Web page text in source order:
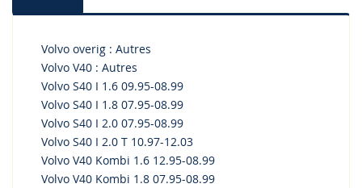
Volvo overig : Autres
Volvo V40 : Autres
Volvo S40 I 1.6 09.95-08.99
Volvo S40 I 1.8 07.95-08.99
Volvo S40 I 2.0 07.95-08.99
Volvo S40 I 2.0 T 10.97-12.03
Volvo V40 Kombi 1.6 12.95-08.99
Volvo V40 Kombi 1.8 07.95-08.99